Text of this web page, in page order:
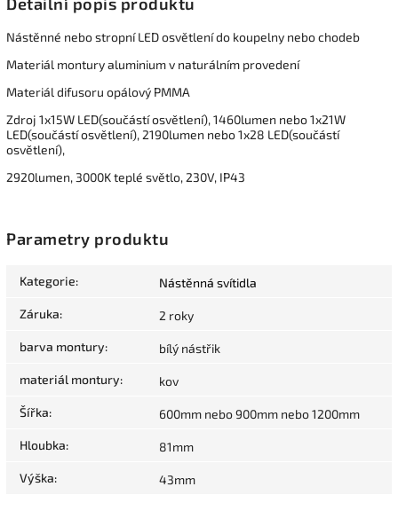
Nástěnné nebo stropní LED osvětlení do koupelny nebo chodeb
Materiál montury aluminium v naturálním provedení
Materiál difusoru opálový PMMA
Zdroj 1x15W LED(součástí osvětlení), 1460lumen nebo 1x21W
LED(součástí osvětlení), 2190lumen nebo 1x28 LED(součástí
osvětlení),
2920lumen, 3000K teplé světlo, 230V, IP43
Parametry produktu
Kategorie: Nástěnná svítidla
Záruka: 2 roky
barva montury: bílý nástřik
materiál montury: kov
Šířka: 600mm nebo 900mm nebo 1200mm
Hloubka: 81mm
Výška: 43mm